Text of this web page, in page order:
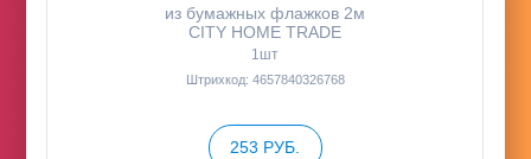
из бумажных флажков 2м
CITY HOME TRADE
1шт
Штрихкод: 4657840326768
253 РУБ.